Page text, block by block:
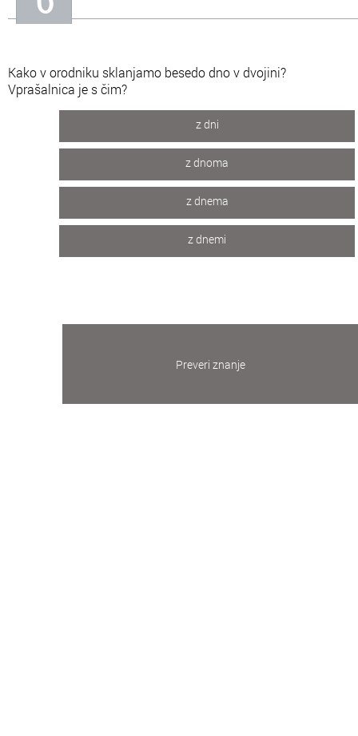
Kako v orodniku sklanjamo besedo dno v dvojini?
Vprašalnica je s čim?
z dni
z dnoma
z dnema
z dnemi